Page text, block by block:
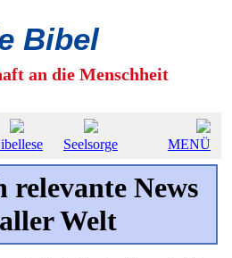
Bibel
an die Menschheit
Seelsorge MENÜ
relevante News
Welt